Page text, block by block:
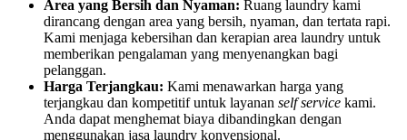
Area yang Bersih dan Nyaman: Ruang laundry kami
dirancang dengan area yang bersih, nyaman, dan tertata rapi.
Kami menjaga kebersihan dan kerapian area laundry untuk
memberikan pengalaman yang menyenangkan bagi
pelanggan.
Harga Terjangkau: Kami menawarkan harga yang
terjangkau dan kompetitif untuk layanan self service kami.
Anda dapat menghemat biaya dibandingkan dengan
menggunakan jasa laundry konvensional.